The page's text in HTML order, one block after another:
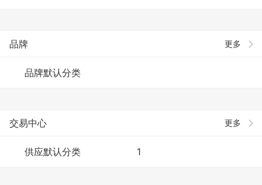
更多
品牌
品牌默认分类
更多
交易中心
供应默认分类 1